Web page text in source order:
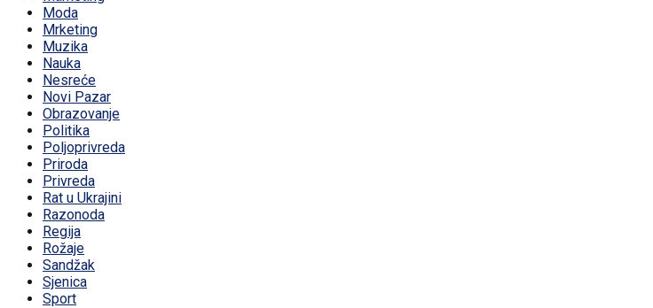
Moda
Mrketing
Muzika
Nauka
Nesreće
Novi Pazar
Obrazovanje
Politika
Poljoprivreda
Priroda
Privreda
Rat u Ukrajini
Razonoda
Regija
Rožaje
Sandžak
Sjenica
Sport